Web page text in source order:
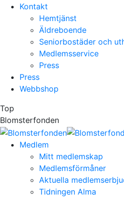
Kontakt
Hemtjänst
Äldreboende
Seniorbostäder och
Medlemsservice
Press
Press
Webbshop
Top
Blomsterfonden
Medlem
Mitt medlemskap
Medlemsförmåner
Aktuella
Tidningen Alma